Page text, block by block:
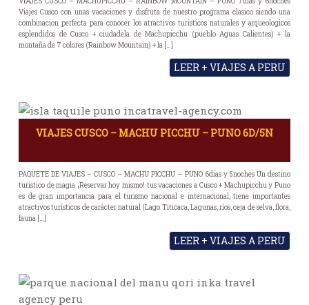
Viajes Cusco con unas vacaciones y disfruta de nuestro programa clasico siendo una
combinacion perfecta para conocer los atractivos turisticos naturales y arqueologicos
esplendidos de Cusco + ciudadela de Machupicchu (pueblo Aguas Calientes) + la
montaña de 7 colores (Rainbow Mountain) + la […]
LEER + VIAJES A PERU
VIAJES CUSCO – MACHU PICCHU – PUNO 6D/5N
PAQUETE DE VIAJES – CUSCO – MACHU PICCHU – PUNO 6dias y 5noches Un destino
turistico de magia ¡Reservar hoy mismo! tus vacaciones a Cusco + Machupicchu y Puno
es de gran importancia para el turismo nacional e internacional, tiene importantes
atractivos turísticos de carácter natural (Lago Titicaca, Lagunas, ríos, ceja de selva, flora,
fauna […]
LEER + VIAJES A PERU